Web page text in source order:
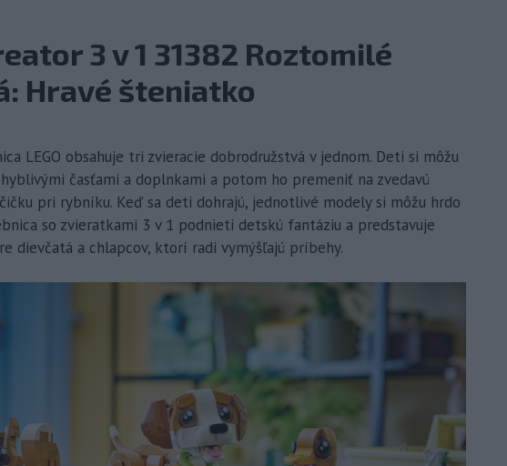
3 v 1 31382 Roztomilé
Hravé šteniatko
LEGO obsahuje tri zvieracie dobrodružstvá v jednom. Deti si môžu
časťami a doplnkami a potom ho premeniť na zvedavú
pri rybníku. Keď sa deti dohrajú, jednotlivé modely si môžu hrdo
so zvieratkami 3 v 1 podnieti detskú fantáziu a predstavuje
dievčatá a chlapcov, ktorí radi vymýšľajú príbehy.